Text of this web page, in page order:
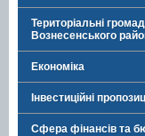
Територіальні
Вознесенського
Економіка
Інвестиційні
Сфера фінансів та